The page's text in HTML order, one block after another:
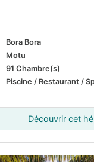
Bora Bora
Motu
91 Chambre(s)
Piscine / Restaurant /
Découvrir cet